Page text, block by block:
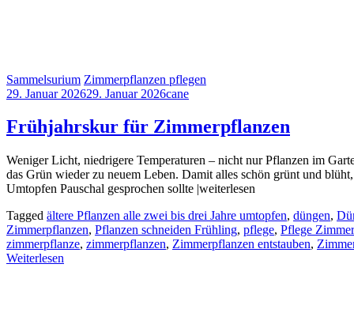
Sam­mel­su­ri­um Zimmerpflanzen pflegen
29. Januar 202629. Januar 2026cane
Frühjahrskur für Zimmerpflanzen
Weniger Licht, niedrigere Temperaturen – nicht nur Pflanzen im
das Grün wieder zu neuem Leben. Damit alles schön grünt und
Umtopfen Pauschal gesprochen sollte |weiterlesen
Tagged ältere Pflanzen alle zwei bis drei Jahre umtopfen, düngen,
Zimmerpflanzen, Pflanzen schneiden Frühling, pflege, Pflege
zimmerpflanze, zimmerpflanzen, Zimmerpflanzen entstauben,
Weiterlesen